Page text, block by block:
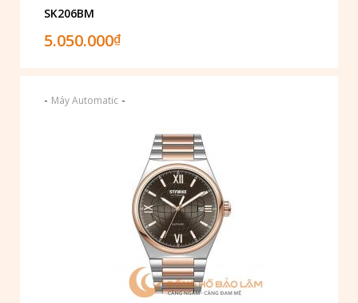
SK206BM
5.050.000₫
- Máy Automatic -